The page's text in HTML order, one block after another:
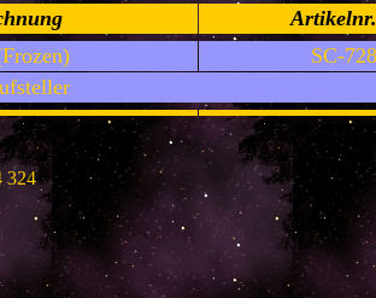
Artikelnr.
SC-728
324